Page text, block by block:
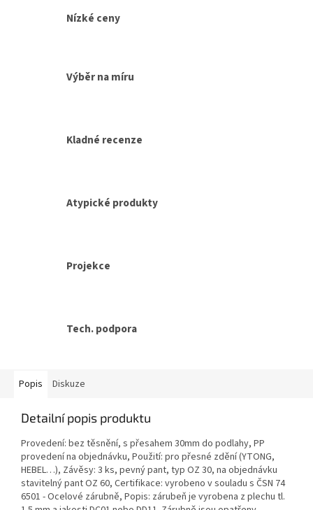
Nízké ceny
Výběr na míru
Kladné recenze
Atypické produkty
Projekce
Tech. podpora
Popis Diskuze
Detailní popis produktu
Provedení: bez těsnění, s přesahem 30mm do podlahy, PP
provedení na objednávku, Použití: pro přesné zdění (YTONG,
HEBEL…), Závěsy: 3 ks, pevný pant, typ OZ 30, na objednávku
stavitelný pant OZ 60, Certifikace: vyrobeno v souladu s ČSN 74
6501 - Ocelové zárubně, Popis: zárubeň je vyrobena z plechu tl.